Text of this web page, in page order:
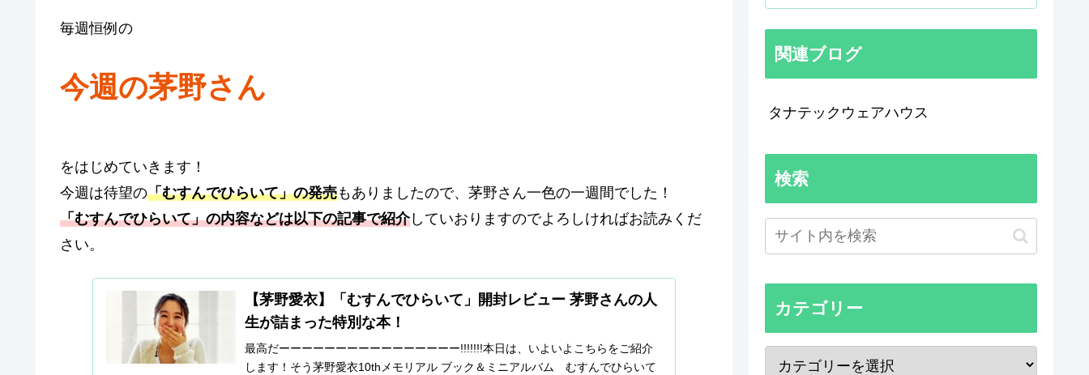
毎週恒例の
今週の茅野さん
をはじめていきます！
今週は待望の「むすんでひらいて」の発売もありましたので、茅野さん一色の一週間でした！
「むすんでひらいて」の内容などは以下の記事で紹介していおりますのでよろしければお読みくだ
さい。
【茅野愛衣】「むすんでひらいて」開封レビュー 茅野さんの人
生が詰まった特別な本！
最高だーーーーーーーーーーーーーーーー!!!!!!!本日は、いよいよこちらをご紹介
します！そう茅野愛衣10thメモリアル ブック＆ミニアルバム むすんでひらいて
関連ブログ
タナテックウェアハウス
検索
カテゴリー